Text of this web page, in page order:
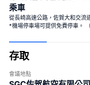
乘車
從長崎高速公路，佐賀大和交流
*機場停車場可提供免費停車。
存取
會議地點